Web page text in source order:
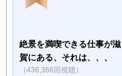
絶景を満喫できる仕事が滋
賀にある、それは、、、
（436,366回視聴）